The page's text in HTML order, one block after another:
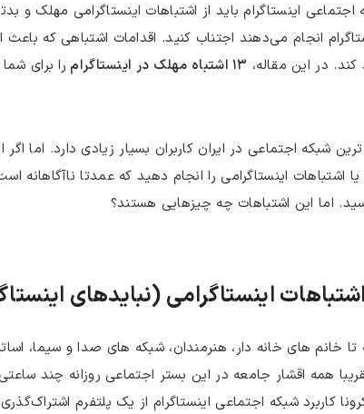
اینستاگرام باید از اشتباهات اینستاگرامی مهلک و
انجام می‌دهند اجتناب کنید. اقدامات اشتباهی که
در این مقاله، ۱۳ اشتباه مهلک در اینستاگرام
را برای
شبکه اجتماعی در ایران کاربران بسیار زیادی دارد. اما
اشتباهات اینستاگرامی را انجام دهید که عمدتا ناآگاهانه
اما این اشتباهات چه چیزهایی هستند؟
تا خانم‌ های خانه ‌دار، هنرمندان، شبکه‌ های صدا و سیما،
همه اقشار جامعه در این بستر اجتماعی روزانه چند
کاربرد شبکه اجتماعی اینستاگرام از یک پلتفرم